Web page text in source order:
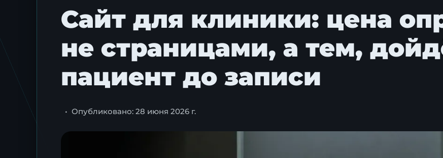
Сайт для клиники: цена
не страницами, а тем,
пациент до записи
• Опубликовано: 28 июня 2026 г.